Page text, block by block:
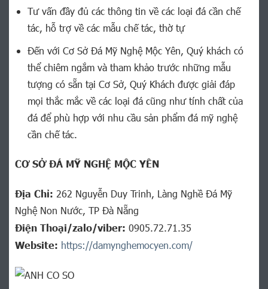
Tư vấn đầy đủ các thông tin về các loại đá cần chế
tác, hỗ trợ về các mẫu chế tác, thờ tự
Đến với Cơ Sở Đá Mỹ Nghệ Mộc Yên, Quý khách có
thể chiêm ngắm và tham khảo trước những mẫu
tượng có sẵn tại Cơ Sở, Quý Khách được giải đáp
mọi thắc mắc về các loại đá cũng như tính chất của
đá để phù hợp với nhu cầu sản phẩm đá mỹ nghệ
cần chế tác.
CƠ SỞ ĐÁ MỸ NGHỆ MỘC YÊN
Địa Chỉ: 262 Nguyễn Duy Trinh, Làng Nghề Đá Mỹ
Nghệ Non Nước, TP Đà Nẵng
Điện Thoại/zalo/viber: 0905.72.71.35
Website: https://damynghemocyen.com/